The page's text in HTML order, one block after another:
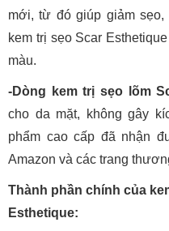
mới, từ đó giúp giảm
kem trị sẹo Scar
màu.
-Dòng kem trị sẹo lõm
cho da mặt, không gây
phẩm cao cấp đã nhận
Amazon và các trang
Thành phần chính của
Esthetique: